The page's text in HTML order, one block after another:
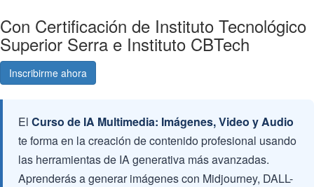
Con Certificación de Instituto Tecnológico
Superior Serra e Instituto CBTech
Inscribirme ahora
El Curso de IA Multimedia: Imágenes, Video y Audio
te forma en la creación de contenido profesional usando
las herramientas de IA generativa más avanzadas.
Aprenderás a generar imágenes con Midjourney, DALL-